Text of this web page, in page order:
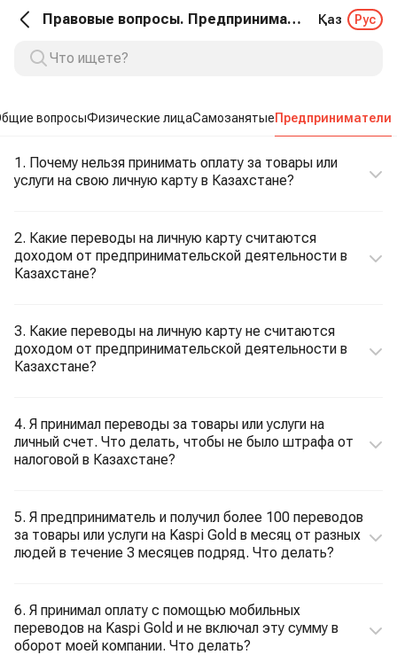
Правовые вопросы. Предприниматели Қаз Рус
вопросыФизические лицаСамозанятыеПредприниматели
1. Почему нельзя принимать оплату за товары или
услуги на свою личную карту в Казахстане?
2. Какие переводы на личную карту считаются
доходом от предпринимательской деятельности в
Казахстане?
3. Какие переводы на личную карту не считаются
доходом от предпринимательской деятельности в
Казахстане?
4. Я принимал переводы за товары или услуги на
личный счет. Что делать, чтобы не было штрафа от
налоговой в Казахстане?
5. Я предприниматель и получил более 100 переводов
за товары или услуги на Kaspi Gold в месяц от разных
людей в течение 3 месяцев подряд. Что делать?
6. Я принимал оплату с помощью мобильных
переводов на Kaspi Gold и не включал эту сумму в
оборот моей компании. Что делать?